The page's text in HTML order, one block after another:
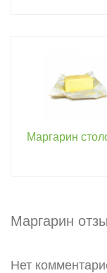
Маргарин
Маргарин
Нет